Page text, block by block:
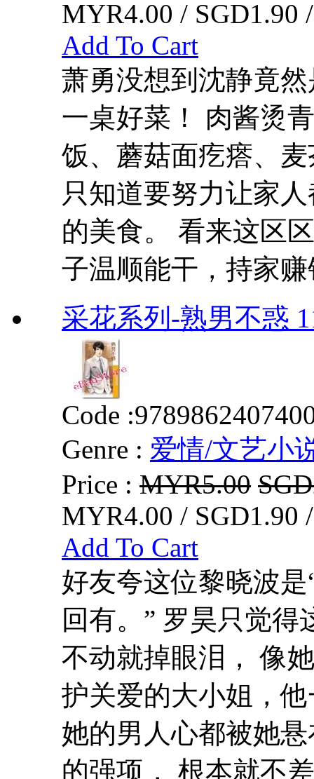
MYR4.00 / SGD1.90
Add To Cart
萧勇没想到沈静竟
一桌好菜！ 肉酱烫
饭、蘑菇面疙瘩、
只知道要努力让家
的美食。 看来这区
子温顺能干，持家
采花系列-熟男不惑
Code :
Genre : 爱情/文艺小
Price : MYR5.00
MYR4.00 / SGD1.90
Add To Cart
好友夸这位黎晓波
回有。” 罗昊只觉
不动就掉眼泪， 像
护关爱的大小姐，
她的男人心都被她
的强项， 根本就不